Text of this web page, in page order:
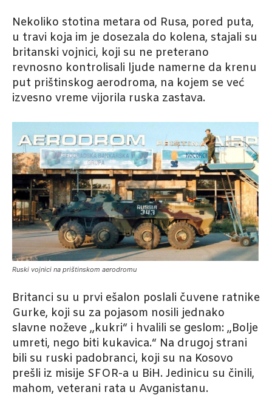
Nekoliko stotina metara od Rusa, pored puta,
u travi koja im je dosezala do kolena, stajali su
britanski vojnici, koji su ne preterano
revnosno kontrolisali ljude namerne da krenu
put prištinskog aerodroma, na kojem se već
izvesno vreme vijorila ruska zastava.
Ruski vojnici na prištinskom aerodromu
Britanci su u prvi ešalon poslali čuvene ratnike
Gurke, koji su za pojasom nosili jednako
slavne noževe „kukri“ i hvalili se geslom: „Bolje
umreti, nego biti kukavica.“ Na drugoj strani
bili su ruski padobranci, koji su na Kosovo
prešli iz misije SFOR-a u BiH. Jedinicu su činili,
mahom, veterani rata u Avganistanu.